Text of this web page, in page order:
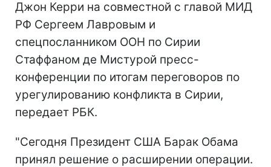
Джон Керри на совместной с главой МИД
РФ Сергеем Лавровым и
спецпосланником ООН по Сирии
Стаффаном де Мистурой пресс-
конференции по итогам переговоров по
урегулированию конфликта в Сирии,
передает РБК.
"Сегодня Президент США Барак Обама
принял решение о расширении операции.